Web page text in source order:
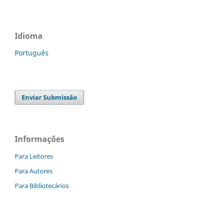
Idioma
Português
Enviar Submissão
Informações
Para Leitores
Para Autores
Para Bibliotecários